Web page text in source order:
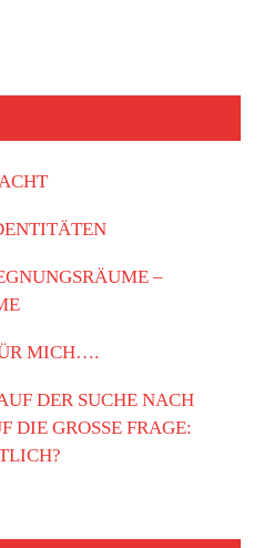
–
MICH….
DER SUCHE NACH
DIE GROSSE FRAGE: